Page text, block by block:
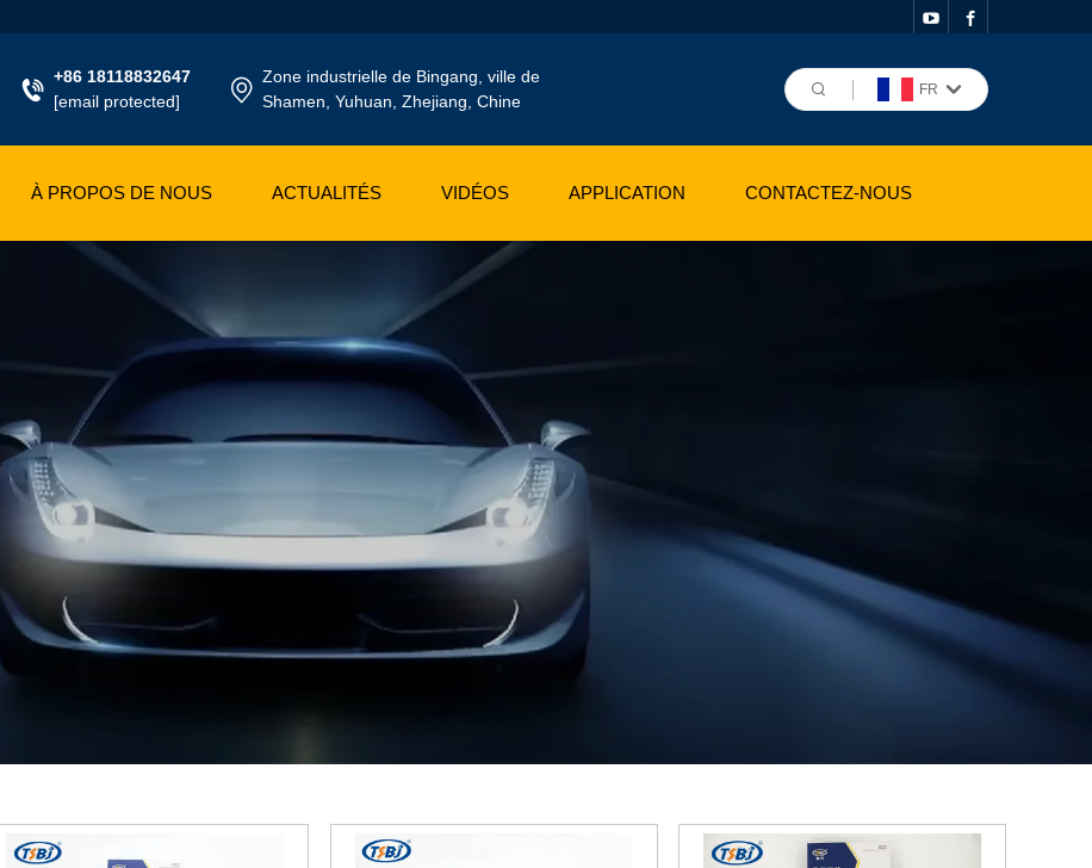
+86 18118832647
[email protected]
Zone industrielle de Bingang, ville de
Shamen, Yuhuan, Zhejiang, Chine
FR
À PROPOS DE NOUS ACTUALITÉS VIDÉOS APPLICATION CONTACTEZ-NOUS